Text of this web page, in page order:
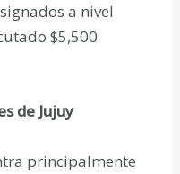
a nivel
$5,500
de Jujuy
principalmente